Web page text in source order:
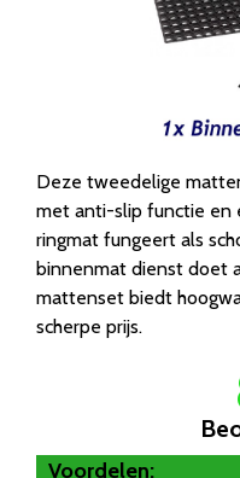
Deze tweedelige
met anti-slip functie en
ringmat fungeert als
binnenmat dienst doet
mattenset biedt
scherpe prijs.
Voordelen: